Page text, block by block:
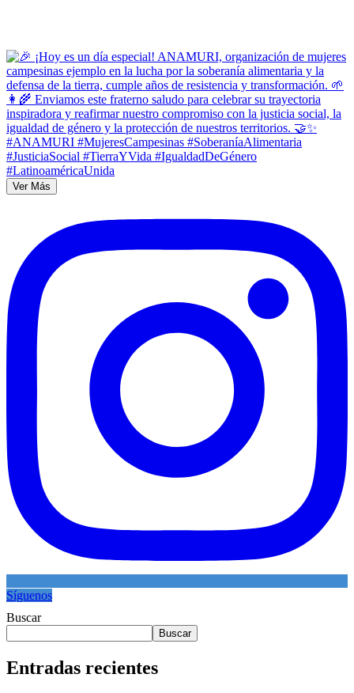
Ver Más
Síguenos
Buscar
Buscar
Entradas recientes